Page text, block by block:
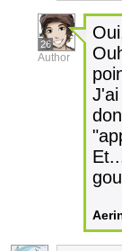
26
Author